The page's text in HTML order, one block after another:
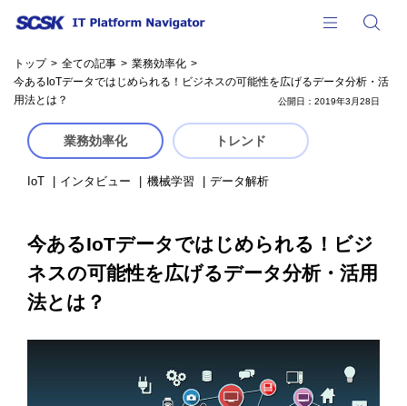
SPメニ
トップ 全ての記事
業務効率化
今あるIoTデータではじめられる！ビジネスの可能性を広げるデータ分析・活
用法とは？
業務効率化 トレンド
公開日：2019年3月28日
IoT インタビュー 機械学習 データ解析
今あるIoTデータではじめられる！ビジ
ネスの可能性を広げるデータ分析・活用
法とは？